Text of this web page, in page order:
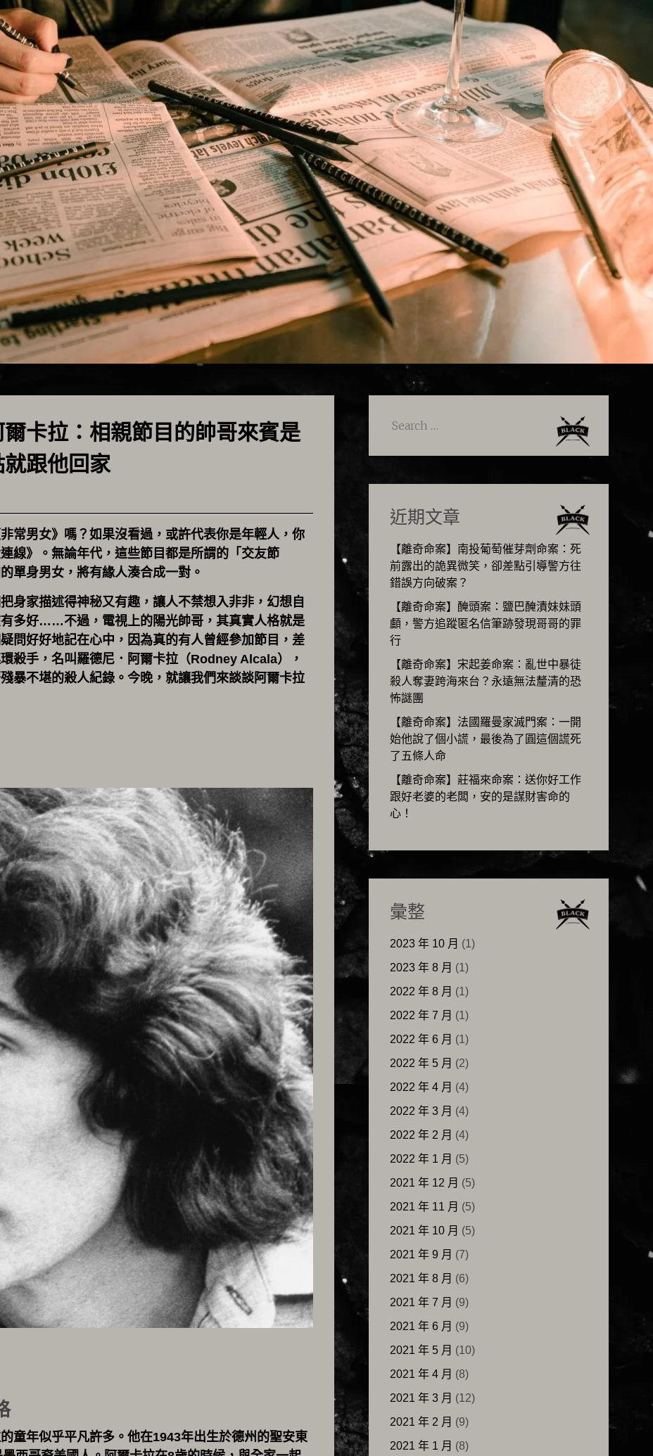
爾卡拉：相親節目的帥哥來賓是
跟他回家
常男女》嗎？如果沒看過，或許代表你是年輕人，你
線》。無論年代，這些節目都是所謂的「交友節
單身男女，將有緣人湊合成一對。
身家描述得神秘又有趣，讓人不禁想入非非，幻想自
多好……不過，電視上的陽光帥哥，其真實人格就是
問好好地記在心中，因為真的有人曾經參加節目，差
殺手，名叫羅德尼．阿爾卡拉（Rodney Alcala），
暴不堪的殺人紀錄。今晚，就讓我們來談談阿爾卡拉
童年似乎平凡許多。他在1943年出生於德州的聖安東
Search
近期文章
【離奇命案】南投葡萄催芽劑命案：死
前露出的詭異微笑，卻差點引導警方往
錯誤方向破案？
【離奇命案】醃頭案：鹽巴醃漬妹妹頭
顱，警方追蹤匿名信筆跡發現哥哥的罪
行
【離奇命案】宋起姜命案：亂世中暴徒
殺人奪妻跨海來台？永遠無法釐清的恐
怖謎團
【離奇命案】法國羅曼家滅門案：一開
始他說了個小謊，最後為了圓這個謊死
了五條人命
【離奇命案】莊福來命案：送你好工作
跟好老婆的老闆，安的是謀財害命的
心！
彙整
2023 年 10 月 (1)
2023 年 8 月 (1)
2022 年 8 月 (1)
2022 年 7 月 (1)
2022 年 6 月 (1)
2022 年 5 月 (2)
2022 年 4 月 (4)
2022 年 3 月 (4)
2022 年 2 月 (4)
2022 年 1 月 (5)
2021 年 12 月 (5)
2021 年 11 月 (5)
2021 年 10 月 (5)
2021 年 9 月 (7)
2021 年 8 月 (6)
2021 年 7 月 (9)
2021 年 6 月 (9)
2021 年 5 月 (10)
2021 年 4 月 (8)
2021 年 3 月 (12)
2021 年 2 月 (9)
2021 年 1 月 (8)